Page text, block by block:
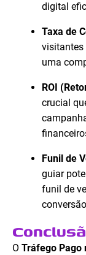
digital
Taxa de
visitantes
uma
ROI
crucial
Funil de
guiar
funil de
O Tráfego Pago